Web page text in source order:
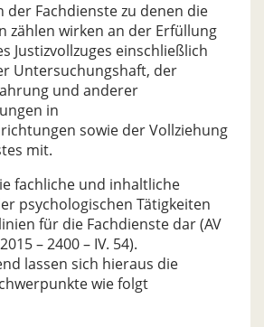
der Fachdienste zu denen die
zählen wirken an der Erfüllung
Justizvollzuges einschließlich
Untersuchungshaft, der
und anderer
in
sowie der Vollziehung
mit.
fachliche und inhaltliche
psychologischen Tätigkeiten
für die Fachdienste dar (AV
– 2400 – IV. 54).
lassen sich hieraus die
wie folgt